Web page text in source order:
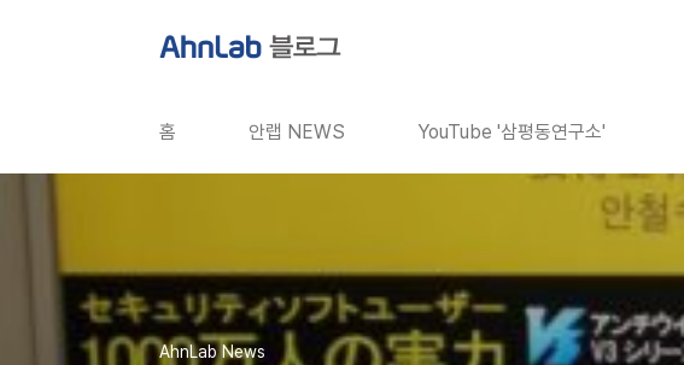
홈 안랩 NEWS YouTube '삼평동연구소'
AhnLab News